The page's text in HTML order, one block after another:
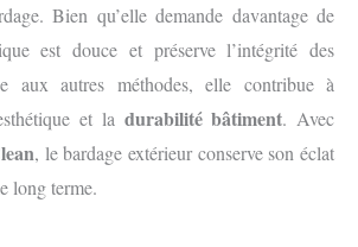
Bien qu’elle demande davantage de
est douce et préserve l’intégrité des
aux autres méthodes, elle contribue à
et la durabilité bâtiment. Avec
, le bardage extérieur conserve son éclat
long terme.